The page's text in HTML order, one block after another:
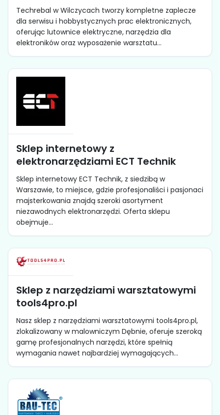
Techrebal w Wilczycach tworzy kompletne zaplecze
dla serwisu i hobbystycznych prac elektronicznych,
oferując lutownice elektryczne, narzędzia dla
elektroników oraz wyposażenie warsztatu...
Sklep internetowy z
elektronarzędziami ECT Technik
Sklep internetowy ECT Technik, z siedzibą w
Warszawie, to miejsce, gdzie profesjonaliści i pasjonaci
majsterkowania znajdą szeroki asortyment
niezawodnych elektronarzędzi. Oferta sklepu
obejmuje...
Sklep z narzędziami warsztatowymi
tools4pro.pl
Nasz sklep z narzędziami warsztatowymi tools4pro.pl,
zlokalizowany w malowniczym Dębnie, oferuje szeroką
gamę profesjonalnych narzędzi, które spełnią
wymagania nawet najbardziej wymagających...